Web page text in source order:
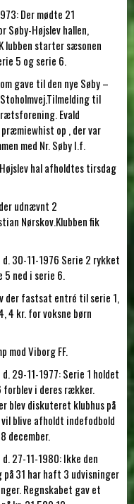
Der mødte 21
Højslev hallen,
starter sæsonen
5 og serie 6.
gave til den nye Søby –
til
Evald
op , der var
med Nr. Søby I.f.
hal afholdtes tirsdag
udnævnt 2
Nørskov.Klubben fik
30-11-1976 Serie 2 rykket
5 ned i serie 6.
der fastsat entré til serie 1,
4 kr. for voksne børn
mod Viborg FF.
29-11-1977: Serie 1 holdet
forblev i deres rækker.
blev diskuteret klubhus på
vil blive afholdt indefodbold
december.
27-11-1980: Ikke den
31 har haft 3 udvisninger
Regnskabet gav et